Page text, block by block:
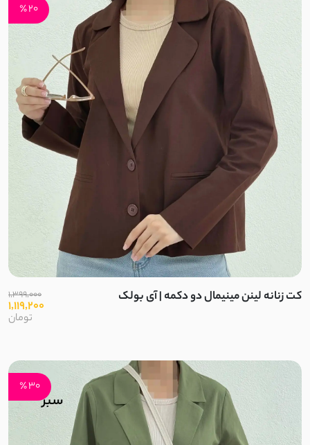
استونیک
نخ و پنبه گیاهی
نخ سنگشور
چکنده کشی
کرپ کش مراکشی
داکرون نخ
کشی پفکی
مراکشی کشی
شمعی
20 ٪
کت زنانه لینن مینیمال دو دکمه | آی بولک 1,399,000
1,119,200
تومان
30 ٪